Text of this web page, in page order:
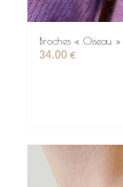
Broches « Oiseau »
34.00 €